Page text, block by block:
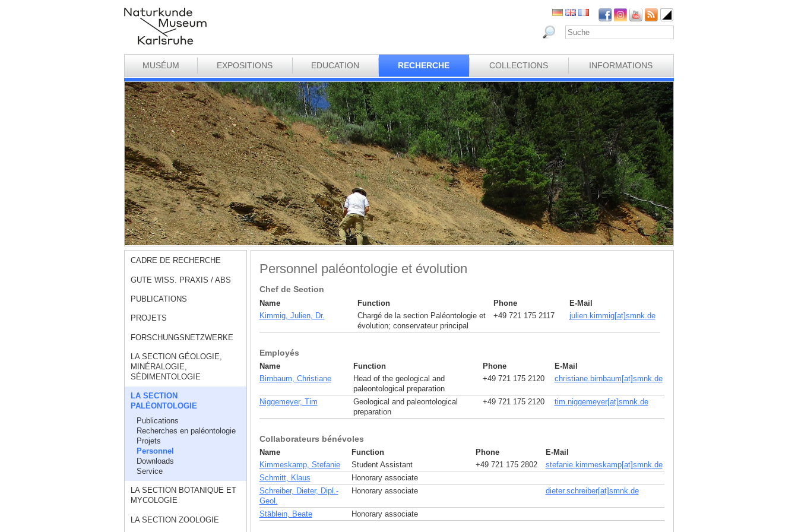
MUSÉUM EXPOSITIONS EDUCATION RECHERCHE COLLECTIONS INFORMATIONS
CADRE DE RECHERCHE
GUTE WISS. PRAXIS / ABS
PUBLICATIONS
PROJETS
FORSCHUNGSNETZWERKE
LA SECTION GÉOLOGIE,
MINÉRALOGIE,
SÉDIMENTOLOGIE
LA SECTION
PALÉONTOLOGIE
Publications
Recherches en paléontologie
Projets
Personnel
Downloads
Service
LA SECTION BOTANIQUE ET
MYCOLOGIE
LA SECTION ZOOLOGIE
Personnel paléontologie et évolution
Chef de Section
Name Function Phone
E-Mail
Kimmig, Julien, Dr.
Chargé de la section Paléontologie et
évolution; conservateur principal
+49 721 175 2117 julien.kimmig[at]smnk de
Employés
Name Function Phone
E-Mail
Birnbaum, Christiane
Head of the geological and
paleontological preparation
+49 721 175 2120 christiane.birnbaum[at]smnk de
Niggemeyer, Tim
Geological and paleontological
preparation
+49 721 175 2120 tim.niggemeyer[at]smnk de
Collaborateurs bénévoles
Name Function Phone
E-Mail
Kimmeskamp, Stefanie
Student Assistant +49 721 175 2802 stefanie.kimmeskamp[at]smnk.de
Schmitt, Klaus
Honorary associate
Schreiber, Dieter, Dipl.-
Geol.
Honorary associate dieter.schreiber[at]smnk.de
Stäblein, Beate Honorary associate